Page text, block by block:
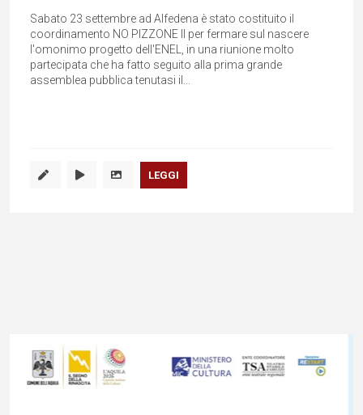
Sabato 23 settembre ad Alfedena è stato costituito il
coordinamento NO PIZZONE II per fermare sul nascere
l'omonimo progetto dell'ENEL, in una riunione molto
partecipata che ha fatto seguito alla prima grande
assemblea pubblica tenutasi il...
LEGGI